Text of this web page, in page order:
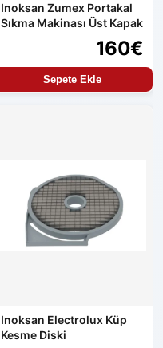
Inoksan Zumex Portakal
Sıkma Makinası Üst Kapak
160€
Sepete Ekle
Inoksan Electrolux Küp
Kesme Diski